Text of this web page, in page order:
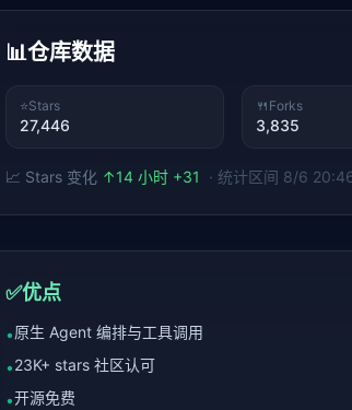
📊仓库数据
⭐Stars
27,446
🍴 Forks
3,835
📈 Stars 变化 ↑14 小时 +31 · 统计区间 8/6
✅优点
•原生 Agent 编排与工具调用
•23K+ stars 社区认可
•开源免费